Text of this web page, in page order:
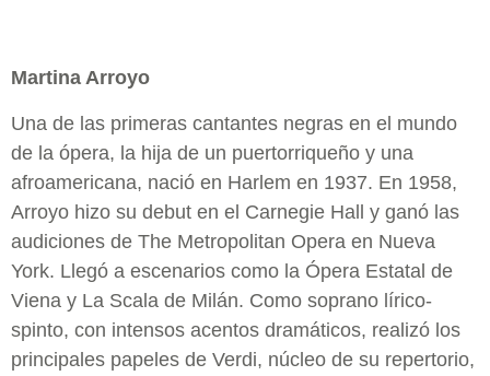
Martina Arroyo
Una de las primeras cantantes negras en el mundo
de la ópera, la hija de un puertorriqueño y una
afroamericana, nació en Harlem en 1937. En 1958,
Arroyo hizo su debut en el Carnegie Hall y ganó las
audiciones de The Metropolitan Opera en Nueva
York. Llegó a escenarios como la Ópera Estatal de
Viena y La Scala de Milán. Como soprano lírico-
spinto, con intensos acentos dramáticos, realizó los
principales papeles de Verdi, núcleo de su repertorio,